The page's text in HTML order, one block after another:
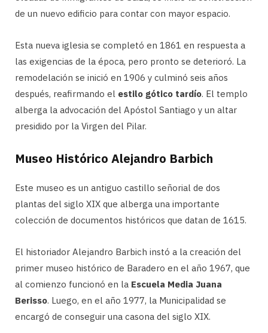
de un nuevo edificio para contar con mayor espacio.
Esta nueva iglesia se completó en 1861 en respuesta a
las exigencias de la época, pero pronto se deterioró. La
remodelación se inició en 1906 y culminó seis años
después, reafirmando el estilo gótico tardío. El templo
alberga la advocación del Apóstol Santiago y un altar
presidido por la Virgen del Pilar.
Museo Histórico Alejandro Barbich
Este museo es un antiguo castillo señorial de dos
plantas del siglo XIX que alberga una importante
colección de documentos históricos que datan de 1615.
El historiador Alejandro Barbich instó a la creación del
primer museo histórico de Baradero en el año 1967, que
al comienzo funcionó en la Escuela Media Juana
Berisso. Luego, en el año 1977, la Municipalidad se
encargó de conseguir una casona del siglo XIX.